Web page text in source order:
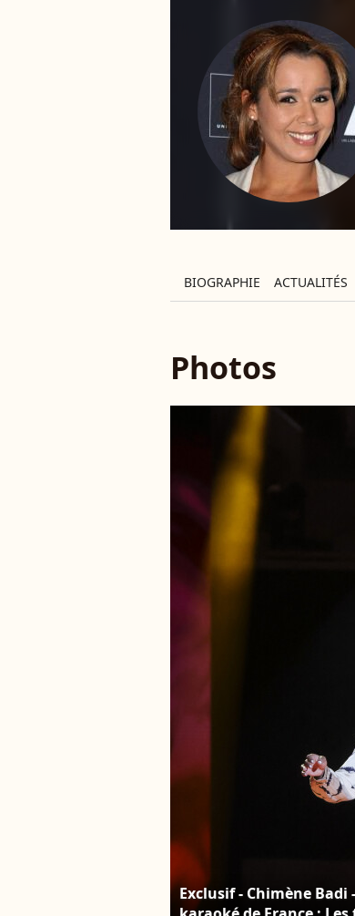
BIOGRAPHIE ACTUALITÉS
Photos
Exclusif - Chimène